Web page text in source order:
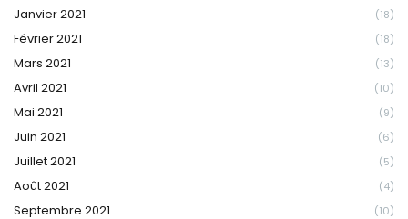
Janvier 2021 (18)
Février 2021 (18)
Mars 2021 (13)
Avril 2021 (10)
Mai 2021 (9)
Juin 2021 (6)
Juillet 2021 (5)
Août 2021 (4)
Septembre 2021 (10)